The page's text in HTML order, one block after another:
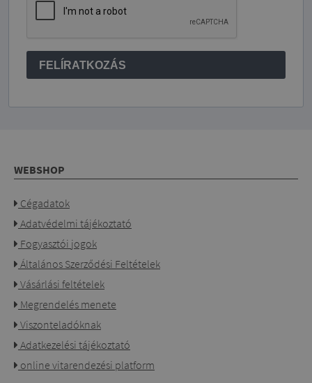
FELÍRATKOZÁS
WEBSHOP
Cégadatok
Adatvédelmi tájékoztató
Fogyasztói jogok
Általános Szerződési Feltételek
Vásárlási feltételek
Megrendelés menete
Viszonteladóknak
Adatkezelési tájékoztató
online vitarendezési platform